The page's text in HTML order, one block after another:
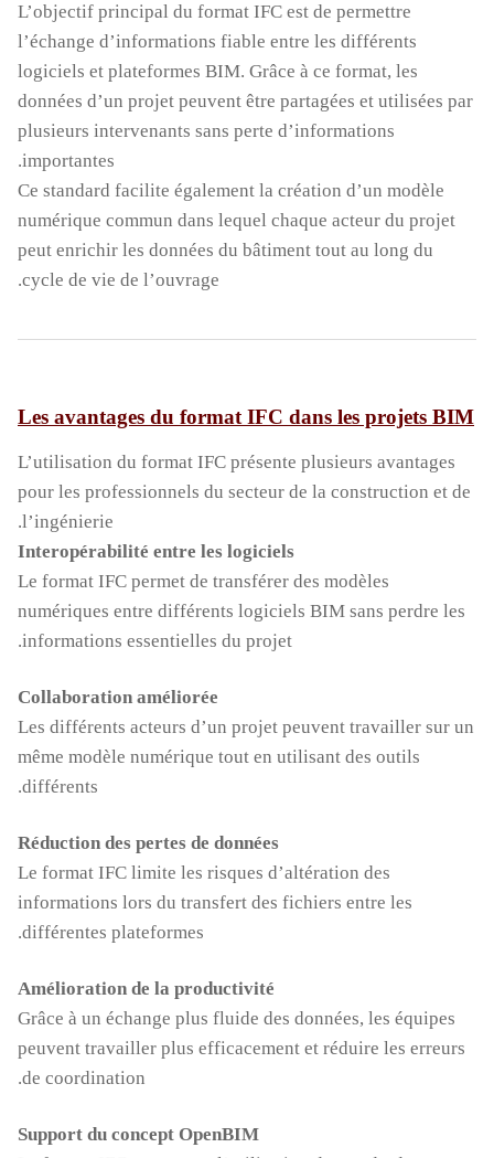
L’objectif principal du format IFC est de permettre
l’échange d’informations fiable entre les différents
logiciels et plateformes BIM. Grâce à ce format, les
données d’un projet peuvent être partagées et utilisées par
plusieurs intervenants sans perte d’informations
importantes.
Ce standard facilite également la création d’un modèle
numérique commun dans lequel chaque acteur du projet
peut enrichir les données du bâtiment tout au long du
cycle de vie de l’ouvrage.
Les avantages du format IFC dans les projets BIM
L’utilisation du format IFC présente plusieurs avantages
pour les professionnels du secteur de la construction et de
l’ingénierie.
Le format IFC permet de transférer des modèles
numériques entre différents logiciels BIM sans perdre les
informations essentielles du projet.
Les différents acteurs d’un projet peuvent travailler sur un
même modèle numérique tout en utilisant des outils
différents.
Le format IFC limite les risques d’altération des
informations lors du transfert des fichiers entre les
différentes plateformes.
Grâce à un échange plus fluide des données, les équipes
peuvent travailler plus efficacement et réduire les erreurs
de coordination.